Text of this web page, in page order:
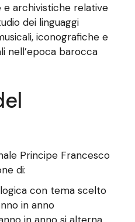
archivistiche relative
dei linguaggi
iconografiche e
nell’epoca barocca
Principe Francesco
di:
con tema scelto
in anno